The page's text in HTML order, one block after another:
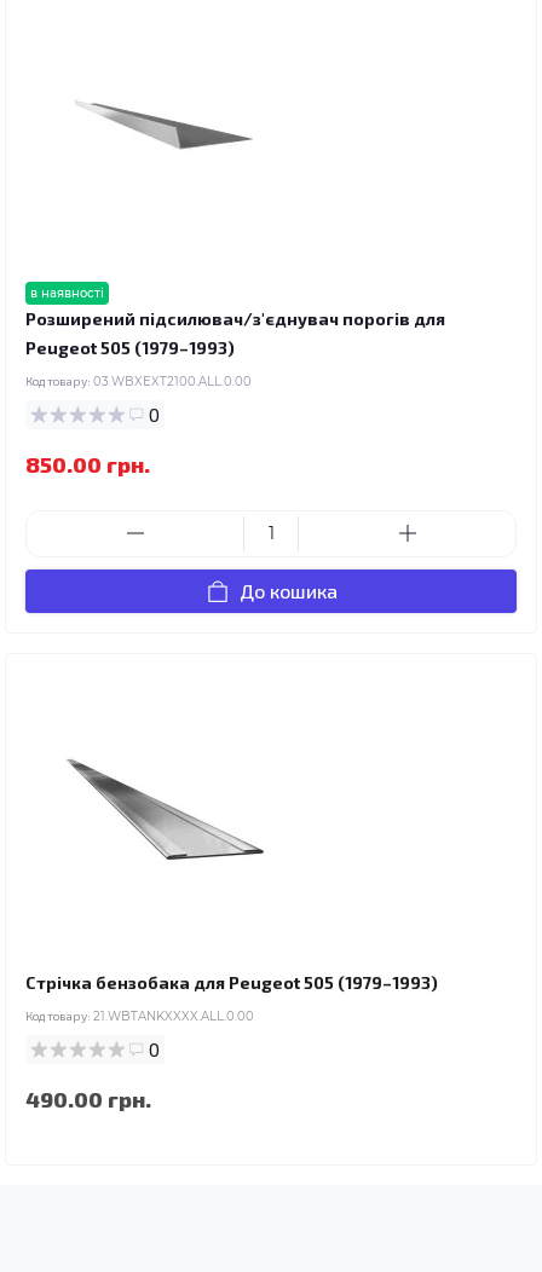
в наявності
Розширений підсилювач/з'єднувач порогів для
Peugeot 505 (1979–1993)
Код товару: 03.WBXEXT2100.ALL.0.00
0
850.00 грн.
До кошика
Стрічка бензобака для Peugeot 505 (1979–1993)
Код товару: 21.WBTANKXXXX.ALL.0.00
0
490.00 грн.